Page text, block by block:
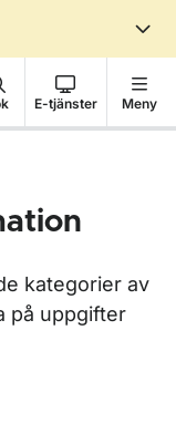
E-tjänster Meny
kategorier av
på uppgifter